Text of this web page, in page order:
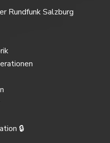
Rundfunk Salzburg
🔒